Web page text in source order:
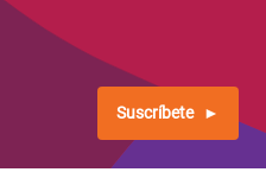
Suscríbete